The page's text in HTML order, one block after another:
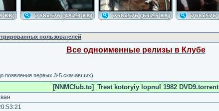
пользователей
Все одноименные релизы в Клубе
появления первых 3-5 скачавших)
[NNMClub.to]_Trest kotoryiy lopnul 1982 DVD9.torrent